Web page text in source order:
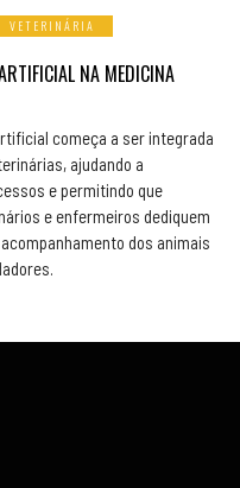
VETERINÁRIA
NA MEDICINA
começa a ser integrada
ajudando a
e permitindo que
e enfermeiros dediquem
dos animais